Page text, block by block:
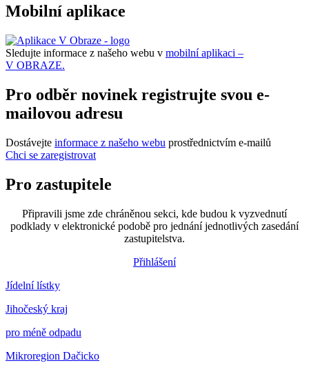
Mobilní aplikace
Sledujte informace z našeho webu v mobilní aplikaci –
V OBRAZE.
Pro odběr novinek registrujte svou e-
mailovou adresu
Dostávejte informace z našeho webu prostřednictvím e-mailů
Chci se zaregistrovat
Pro zastupitele
Připravili jsme zde chráněnou sekci, kde budou k vyzvednutí
podklady v elektronické podobě pro jednání jednotlivých zasedání
zastupitelstva.
Přihlášení
Jídelní lístky
Jihočeský kraj
pro méně odpadu
Mikroregion Dačicko